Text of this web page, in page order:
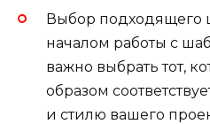
Выбор подходящего
началом работы с
важно выбрать тот,
образом
и стилю вашего